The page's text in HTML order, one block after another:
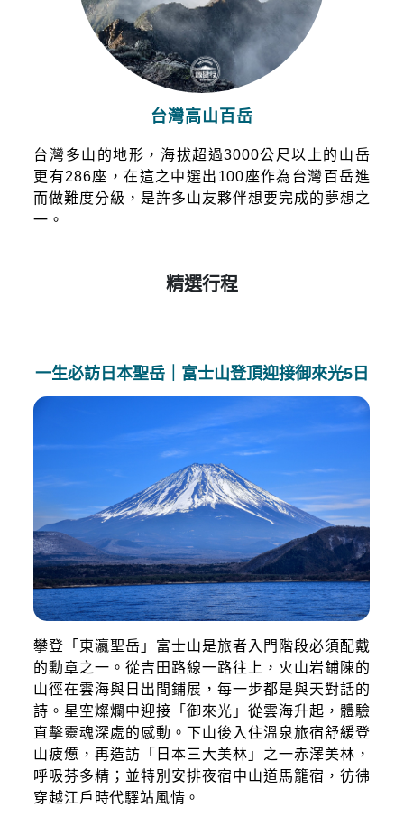
台灣高山百岳
台灣多山的地形，海拔超過3000公尺以上的山岳
更有286座，在這之中選出100座作為台灣百岳進
而做難度分級，是許多山友夥伴想要完成的夢想之
一。
精選行程
——————————————————————
一生必訪日本聖岳｜富士山登頂迎接御來光5日
攀登「東瀛聖岳」富士山是旅者入門階段必須配戴
的勳章之一。從吉田路線一路往上，火山岩鋪陳的
山徑在雲海與日出間鋪展，每一步都是與天對話的
詩。星空燦爛中迎接「御來光」從雲海升起，體驗
直擊靈魂深處的感動。下山後入住溫泉旅宿舒緩登
山疲憊，再造訪「日本三大美林」之一赤澤美林，
呼吸芬多精；並特別安排夜宿中山道馬籠宿，彷彿
穿越江戶時代驛站風情。